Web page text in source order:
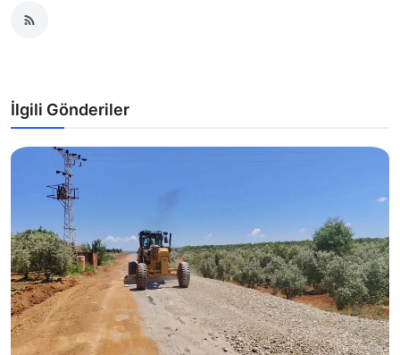
İlgili Gönderiler